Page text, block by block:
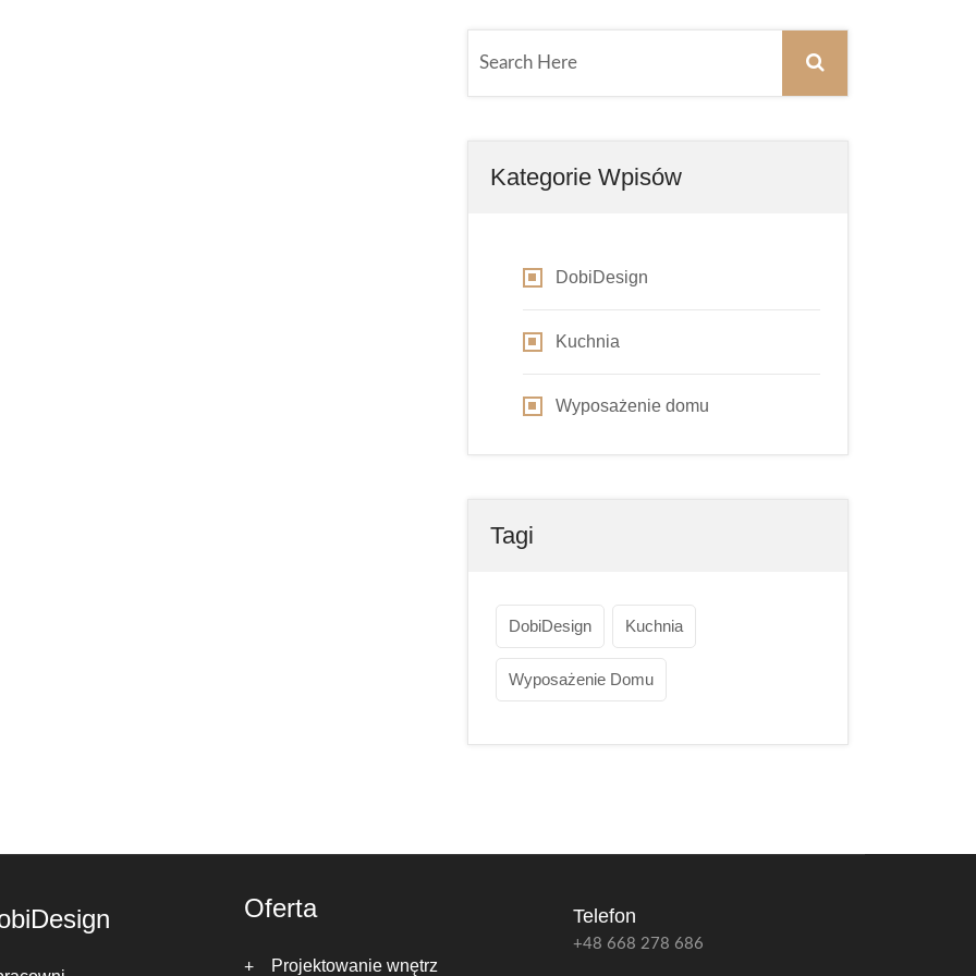
Kategorie Wpisów
DobiDesign
Kuchnia
Wyposażenie domu
Tagi
DobiDesign Kuchnia
Wyposażenie Domu
Oferta
Projektowanie wnętrz
Telefon
+48 668 278 686